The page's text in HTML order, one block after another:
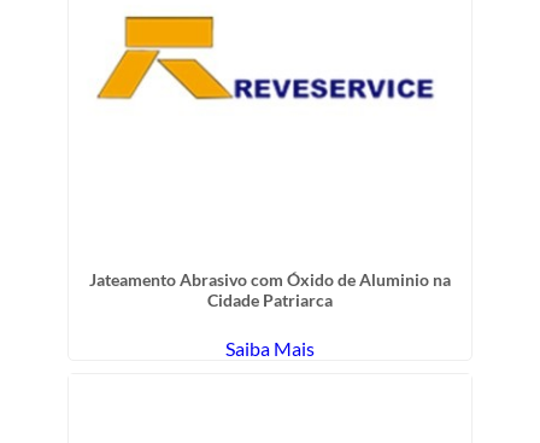
Jateamento Abrasivo com Óxido de Aluminio na
Cidade Patriarca
Saiba Mais